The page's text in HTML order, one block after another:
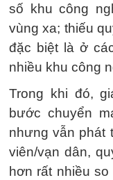
số khu công
vùng xa; thiếu
đặc biệt là ở
nhiều khu công
Trong khi đó,
bước chuyển
nhưng vẫn phát
viên/vạn dân,
hơn rất nhiều